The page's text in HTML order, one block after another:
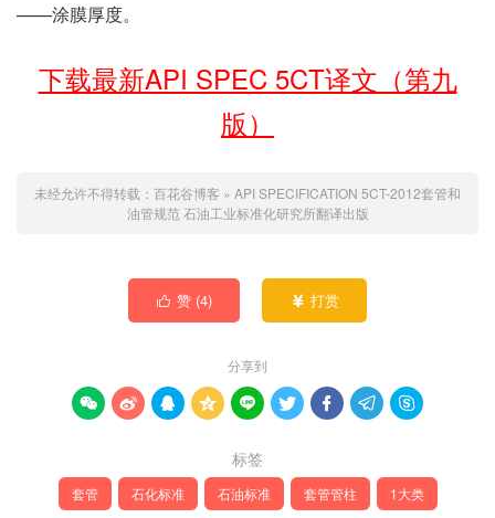
——涂膜厚度。
下载最新API SPEC 5CT译文（第九
版）
未经允许不得转载： 百花谷博客 » API SPECIFICATION 5CT-2012套管和
油管规范 石油工业标准化研究所翻译出版
 赞 (4)  打赏
分享到
        
标签
套管 石化标准 石油标准 套管管柱 1大类